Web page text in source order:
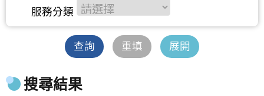
查詢 重填 展開
搜尋結果